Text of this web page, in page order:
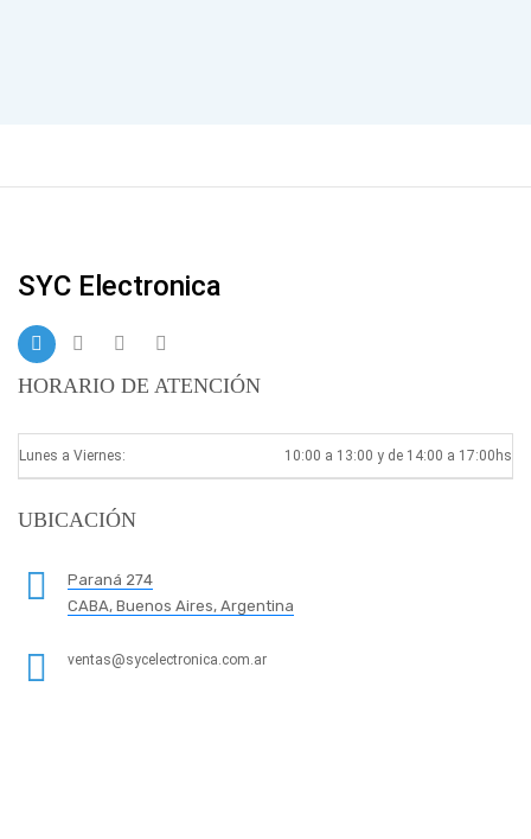
SYC Electronica
HORARIO DE ATENCIÓN
Lunes a Viernes: 10:00 a 13:00 y de 14:00 a 17:00hs
UBICACIÓN
Paraná 274
CABA, Buenos Aires, Argentina
ventas@sycelectronica.com.ar